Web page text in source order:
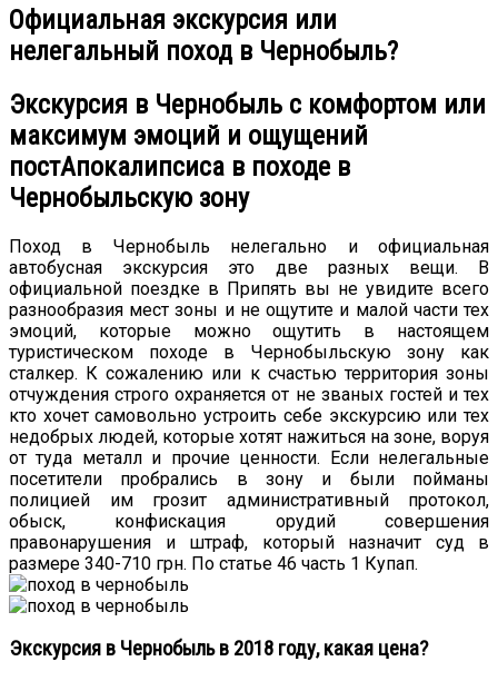
Официальная экскурсия или
нелегальный поход в Чернобыль?
Экскурсия в Чернобыль с комфортом или
максимум эмоций и ощущений
постАпокалипсиса в походе в
Чернобыльскую зону
Поход в Чернобыль нелегально и официальная
автобусная экскурсия это две разных вещи. В
официальной поездке в Припять вы не увидите всего
разнообразия мест зоны и не ощутите и малой части тех
эмоций, которые можно ощутить в настоящем
туристическом походе в Чернобыльскую зону как
сталкер. К сожалению или к счастью территория зоны
отчуждения строго охраняется от не званых гостей и тех
кто хочет самовольно устроить себе экскурсию или тех
недобрых людей, которые хотят нажиться на зоне, воруя
от туда металл и прочие ценности. Если нелегальные
посетители пробрались в зону и были пойманы
полицией им грозит административный протокол,
обыск, конфискация орудий совершения
правонарушения и штраф, который назначит суд в
размере 340-710 грн. По статье 46 часть 1 Купап.
Экскурсия в Чернобыль в 2018 году, какая цена?